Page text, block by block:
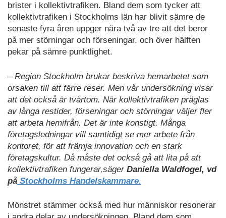
brister i kollektivtrafiken. Bland dem som tycker att
kollektivtrafiken i Stockholms län har blivit sämre de
senaste fyra åren uppger nära två av tre att det beror
på mer störningar och förseningar, och över hälften
pekar på sämre punktlighet.
– Region Stockholm brukar beskriva hemarbetet som
orsaken till att färre reser. Men vår undersökning visar
att det också är tvärtom. När kollektivtrafiken präglas
av långa restider, förseningar och störningar väljer fler
att arbeta hemifrån. Det är inte konstigt. Många
företagsledningar vill samtidigt se mer arbete från
kontoret, för att främja innovation och en stark
företagskultur. Då måste det också gå att lita på att
kollektivtrafiken fungerar,säger Daniella Waldfogel, vd
på Stockholms Handelskammare.
Mönstret stämmer också med hur människor resonerar